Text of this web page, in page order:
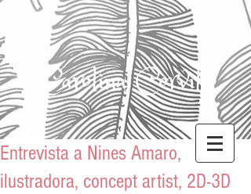
Carolina Corvillo
Entrevista a Nines Amaro,
ilustradora, concept artist, 2D-3D